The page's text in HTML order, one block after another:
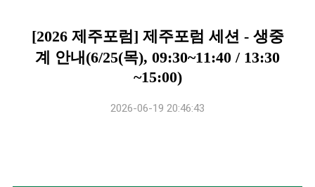
[2026 제주포럼] 제주포럼 세션 - 생중
계 안내(6/25(목), 09:30~11:40 / 13:30
~15:00)
2026-06-19 20:46:43